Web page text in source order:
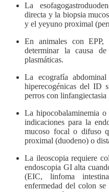
La
directa y la biopsia
y el yeyuno proximal
En animales con
determinar la causa
plasmáticas.
La ecografía
hiperecogénicas del ID
perros con linfangiectasia
La hipocobalaminemia
indicaciones para la
mucoso focal o difuso
proximal (duodeno) o
La ileoscopia requiere
endoscopia GI alta
(EIC, linfoma
enfermedad del colon